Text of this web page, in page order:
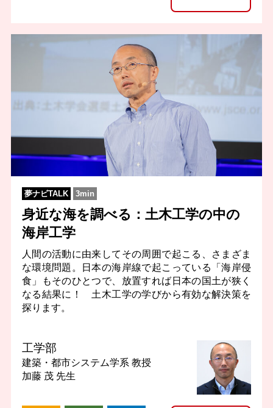
夢ナビTALK 3min
身近な海を調べる：土木工学の中の
海岸工学
人間の活動に由来してその周囲で起こる、さまざま
な環境問題。日本の海岸線で起こっている「海岸侵
食」もそのひとつで、放置すれば日本の国土が狭く
なる結果に！ 土木工学の学びから有効な解決策を
探ります。
工学部
建築・都市システム学系 教授
加藤 茂 先生